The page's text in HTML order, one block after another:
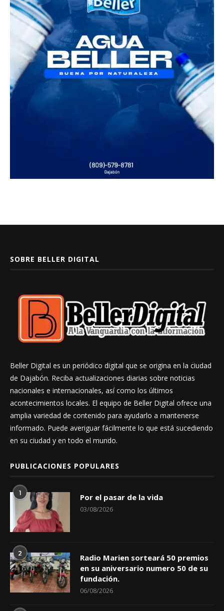
SOBRE BELLER DIGITAL
Beller Digital es un periódico digital que se origina en la ciudad
de Dajabón. Reciba actualizaciones diarias sobre noticias
nacionales e internacionales, así como los últimos
acontecimientos locales. El equipo de Beller Digital ofrece una
amplia variedad de contenido para ayudarlo a mantenerse
informado. Puede averiguar fácilmente lo que está sucediendo
en su ciudad y en todo el mundo.
PUBLICACIONES POPULARES
1 Por el pasar de la vida
03/08/2026
2
Radio Marien sorteará 50 premios
en su aniversario numero 50 de su
fundación.
06/08/2026